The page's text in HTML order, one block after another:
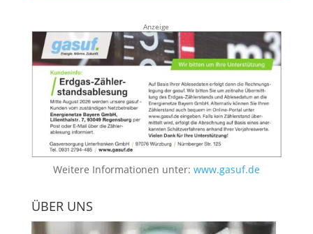
Anzeige
Weitere Informationen unter: www.gasuf.de
ÜBER UNS